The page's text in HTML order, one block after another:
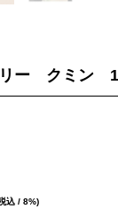
リー クミン
込 / 8%)